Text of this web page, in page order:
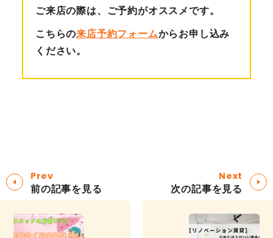
ご来店の際は、ご予約がオススメです。
こちらの来店予約フォームからお申し込み
ください。
Prev
前の記事を見る
Next
次の記事を見る